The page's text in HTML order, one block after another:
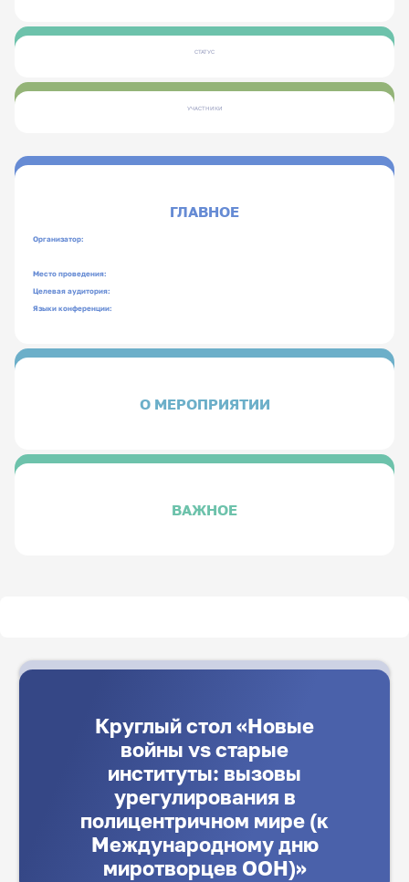
СТАТУС
УЧАСТНИКИ
ГЛАВНОЕ
Организатор:
Место проведения:
Целевая аудитория:
Языки конференции:
О МЕРОПРИЯТИИ
ВАЖНОЕ
Круглый стол «Новые
войны vs старые
институты: вызовы
урегулирования в
полицентричном мире (к
Международному дню
миротворцев ООН)»